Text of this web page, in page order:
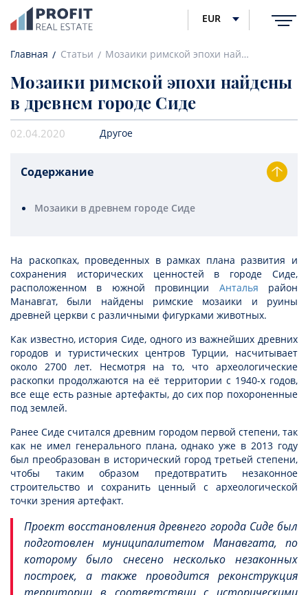
EUR
Главная Статьи Мозаики римской эпохи найдены в древнем городе Сиде
Мозаики римской эпохи найдены
в древнем городе Сиде
02.04.2020 Другое
Содержание
Мозаики в древнем городе Сиде
На раскопках, проведенных в рамках плана развития и
сохранения исторических ценностей в городе Сиде,
расположенном в южной провинции Анталья район
Манавгат, были найдены римские мозаики и руины
древней церкви с различными фигурками животных.
Как известно, история Сиде, одного из важнейших древних
городов и туристических центров Турции, насчитывает
около 2700 лет. Несмотря на то, что археологические
раскопки продолжаются на её территории с 1940-х годов,
все еще есть разные артефакты, до сих пор похороненные
под землей.
Ранее Сиде считался древним городом первой степени, так
как не имел генерального плана, однако уже в 2013 году
был преобразован в исторический город третьей степени,
чтобы таким образом предотвратить незаконное
строительство и сохранить ценный с археологической
точки зрения артефакт.
Проект восстановления древнего города Сиде был
подготовлен муниципалитетом Манавгата, по
которому было снесено несколько незаконных
построек, а также проводится реконструкция